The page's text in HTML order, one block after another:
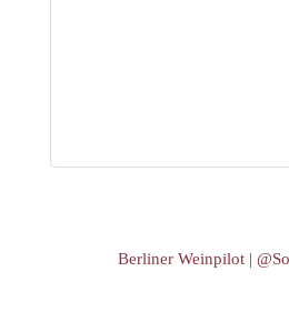
Berliner Weinpilot |